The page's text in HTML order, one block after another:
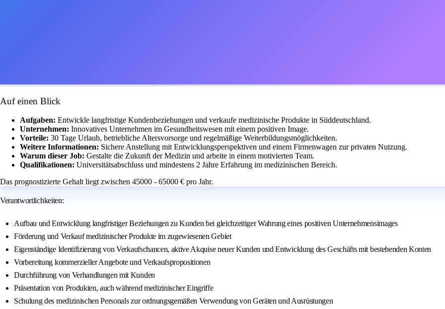
Auf einen Blick
Aufgaben: Entwickle langfristige Kundenbeziehungen und verkaufe medizinische Produkte in Süddeutschland.
Unternehmen: Innovatives Unternehmen im Gesundheitswesen mit einem positiven Image.
Vorteile: 30 Tage Urlaub, betriebliche Altersvorsorge und regelmäßige Weiterbildungsmöglichkeiten.
Weitere Informationen: Sichere Anstellung mit Entwicklungsperspektiven und einem Firmenwagen zur privaten Nutzung.
Warum dieser Job: Gestalte die Zukunft der Medizin und arbeite in einem motivierten Team.
Qualifikationen: Universitätsabschluss und mindestens 2 Jahre Erfahrung im medizinischen Bereich.
Das prognostizierte Gehalt liegt zwischen 45000 - 65000 € pro Jahr.
Verantwortlichkeiten:
Aufbau und Entwicklung langfristiger Beziehungen zu Kunden bei gleichzeitiger Wahrung eines positiven Unternehmensimages
Förderung und Verkauf medizinischer Produkte im zugewiesenen Gebiet
Eigenständige Identifizierung von Verkaufschancen, aktive Akquise neuer Kunden und Entwicklung des Geschäfts mit bestehenden Konten
Vorbereitung kommerzieller Angebote und Verkaufspropositionen
Durchführung von Verhandlungen mit Kunden
Präsentation von Produkten, auch während medizinischer Eingriffe
Schulung des medizinischen Personals zur ordnungsgemäßen Verwendung von Geräten und Ausrüstungen